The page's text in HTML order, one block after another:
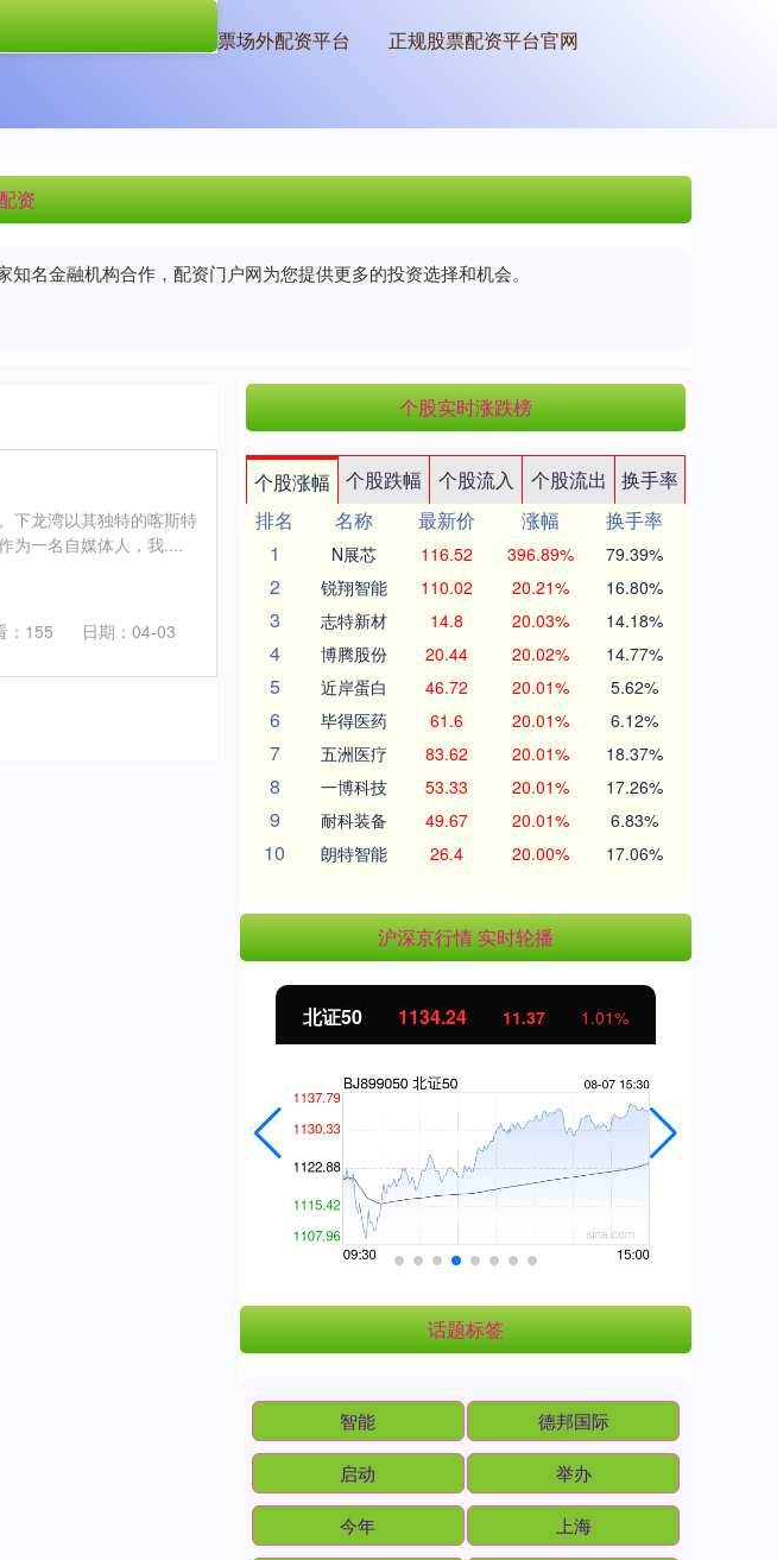
圳股票配资 正规的股票场外配资平台 正规股票配资平台官网
资
名金融机构合作，配资门户网为您提供更多的投资选择和机会。
下龙湾以其独特的喀斯特
为一名自媒体人，我....
：155 日期：04-03
个股实时涨跌榜
个股涨幅 个股跌幅 个股流入 个股流出
换手率
排名
名称 最新价 涨幅
换手率
1
N展芯 116.52 396.89% 79.39%
2 锐翔智能 110.02 20.21% 16.80%
3 志特新材 14.8 20.03% 14.18%
4 博腾股份 20.44 20.02% 14.77%
5 近岸蛋白 46.72 20.01% 5.62%
6 毕得医药 61.6 20.01% 6.12%
7 五洲医疗 83.62 20.01% 18.37%
8 一博科技 53.33 20.01% 17.26%
9 耐科装备 49.67 20.01% 6.83%
10 朗特智能 26.4 20.00% 17.06%
沪深京行情 实时轮播
北证50 1134.24 11.37 1.01%
话题标签
智能 德邦国际
启动 举办
今年 上海